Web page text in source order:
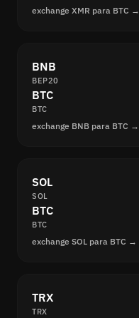
exchange XMR para BTC →
BNB
BEP20
BTC
BTC
exchange BNB para BTC →
SOL
SOL
BTC
BTC
exchange SOL para BTC →
TRX
TRX